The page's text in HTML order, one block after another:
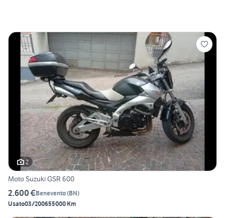
2
Moto Suzuki GSR 600
2.600 €Benevento(BN)
Usato03/200655000 Km